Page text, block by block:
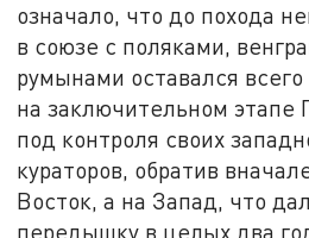
означало, что до похода
в союзе с поляками,
румынами оставался
на заключительном этапе
под контроля своих
кураторов, обратив
Восток, а на Запад, что
передышку в целых два